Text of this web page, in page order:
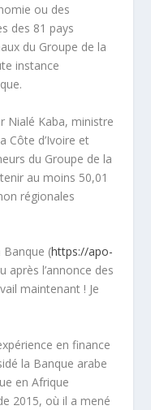
ou des
des 81 pays
du Groupe de la
instance
Nialé Kaba, ministre
Côte d’Ivoire et
du Groupe de la
au moins 50,01
régionales
Banque (https://apo-
après l’annonce des
maintenant ! Je
en finance
la Banque arabe
en Afrique
2015, où il a mené